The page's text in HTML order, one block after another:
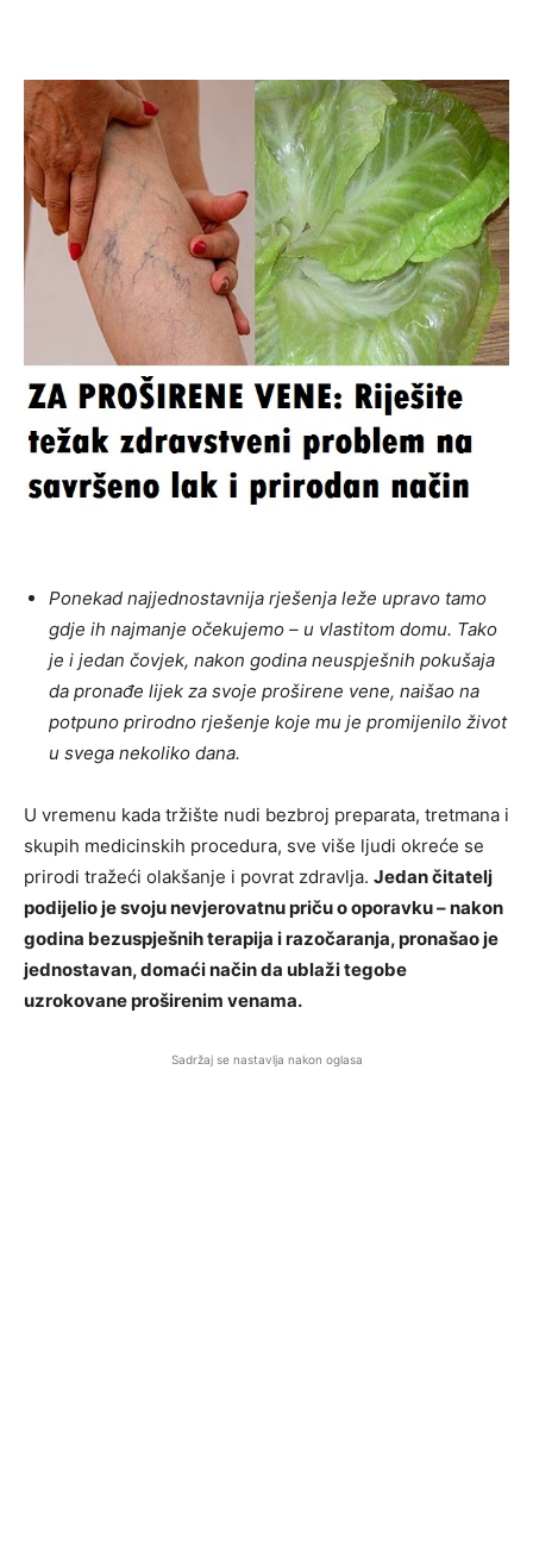
Ponekad najjednostavnija rješenja leže upravo tamo
gdje ih najmanje očekujemo – u vlastitom domu. Tako
je i jedan čovjek, nakon godina neuspješnih pokušaja
da pronađe lijek za svoje proširene vene, naišao na
potpuno prirodno rješenje koje mu je promijenilo život
u svega nekoliko dana.
U vremenu kada tržište nudi bezbroj preparata, tretmana i
skupih medicinskih procedura, sve više ljudi okreće se
prirodi tražeći olakšanje i povrat zdravlja. Jedan čitatelj
podijelio je svoju nevjerovatnu priču o oporavku – nakon
godina bezuspješnih terapija i razočaranja, pronašao je
jednostavan, domaći način da ublaži tegobe
uzrokovane proširenim venama.
Sadržaj se nastavlja nakon oglasa